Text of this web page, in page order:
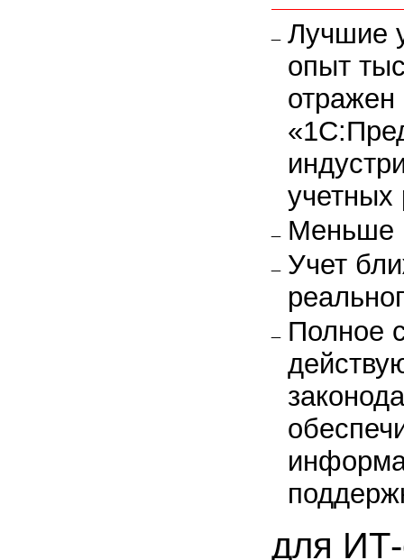
Лучшие
опыт
отражен
Меньше
Учет
Полное
для ИТ-